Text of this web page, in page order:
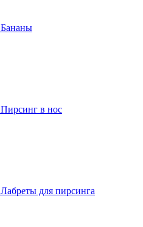
Бананы
Пирсинг в нос
Лабреты для пирсинга